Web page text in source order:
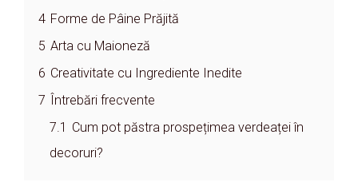
4 Forme de Pâine Prăjită
5 Arta cu Maioneză
6 Creativitate cu Ingrediente Inedite
7 Întrebări frecvente
7.1 Cum pot păstra prospețimea verdeaței în
decoruri?